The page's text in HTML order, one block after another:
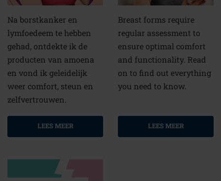
Na borstkanker en
lymfoedeem te hebben
gehad, ontdekte ik de
producten van amoena
en vond ik geleidelijk
weer comfort, steun en
zelfvertrouwen.
LEES MEER
Breast forms require
regular assessment to
ensure optimal comfort
and functionality. Read
on to find out everything
you need to know.
LEES MEER